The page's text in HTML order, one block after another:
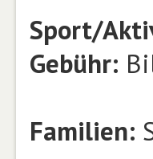
Sport/
Gebühr:
Familien: